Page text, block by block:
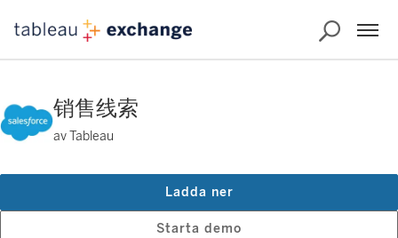
销售线索
av Tableau
Starta demo
Ladda ner